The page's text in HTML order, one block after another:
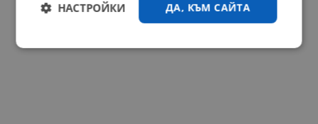
ДА, КЪМ САЙТА
НАСТРОЙКИ
Строго
Ефективност